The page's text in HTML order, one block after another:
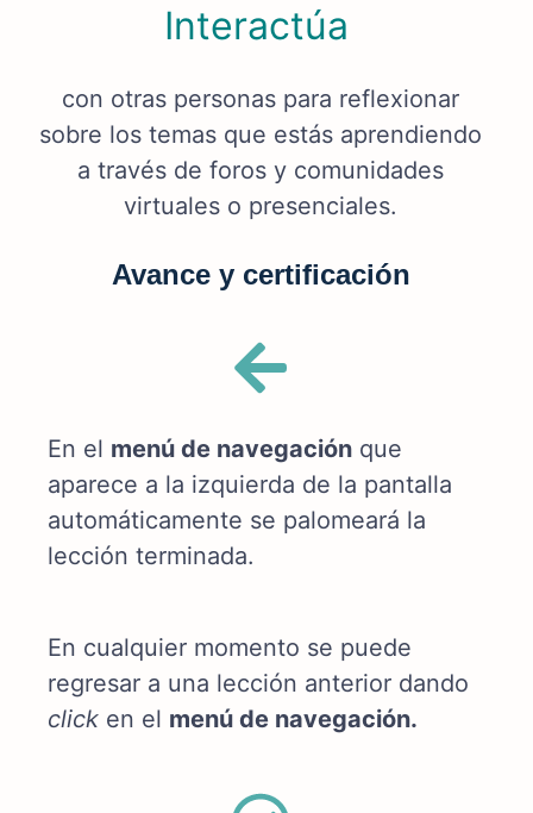
Interactúa
con otras personas para reflexionar
sobre los temas que estás aprendiendo
a través de foros y comunidades
virtuales o presenciales.
Avance y certificación
En el menú de navegación que
aparece a la izquierda de la pantalla
automáticamente se palomeará la
lección terminada.
En cualquier momento se puede
click en el menú de navegación.